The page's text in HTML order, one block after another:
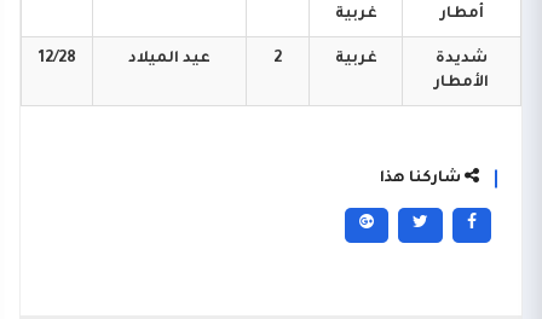
أمطار
غربية
شديدة
الأمطار
غربية 2 عيد الميلاد 12/28
شاركنا هذا